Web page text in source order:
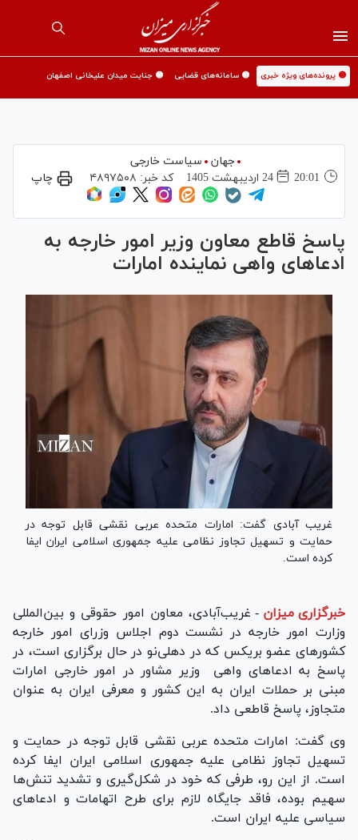
🟡 پرونده‌های ویژه خبری 🟡 سامانه‌های قضایی 🟡 جنایت میدان علیخانی اصفهان
جهان
سیاست خارجی
20:01
24 ارديبهشت 1405 کد خبر: ۴۸۹۷۵۰۸ چاپ
پاسخ قاطع معاون وزیر امور خارجه به
ادعا‌های واهی نماینده امارات
غریب آبادی گفت: امارات متحده عربی نقشی قابل توجه در
حمایت و تسهیل تجاوز نظامی علیه جمهوری اسلامی ایران ایفا
کرده است.
خبرگزاری میزان - غریب‌آبادی، معاون امور حقوقی و بین‌المللی
وزارت امور خارجه در نشست دوم اجلاس وزرای امور خارجه
کشور‌های عضو بریکس که در دهلی‌نو در حال برگزاری است، در
پاسخ به ادعا‌های واهی وزیر مشاور در امور خارجی امارات
مبنی بر حملات ایران به این کشور و معرفی ایران به عنوان
متجاوز، پاسخ قاطعی داد.
وی گفت: امارات متحده عربی نقشی قابل توجه در حمایت و
تسهیل تجاوز نظامی علیه جمهوری اسلامی ایران ایفا کرده
است. از این رو، طرفی که خود در شکل‌گیری و تشدید تنش‌ها
سهیم بوده، فاقد جایگاه لازم برای طرح اتهامات و ادعا‌های
سیاسی علیه ایران است.